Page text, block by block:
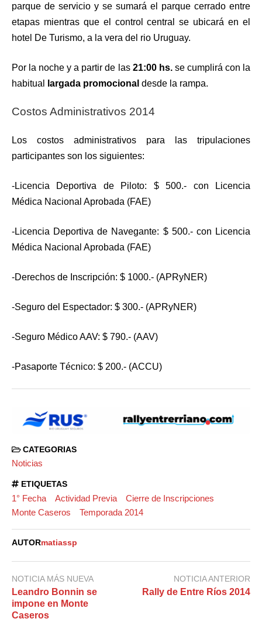
parque de servicio y se sumará el parque cerrado entre
etapas mientras que el control central se ubicará en el
hotel De Turismo, a la vera del rio Uruguay.
Por la noche y a partir de las 21:00 hs.se cumplirá con la
habitual
largada promocional desde la rampa.
Costos Administrativos 2014
Los costos administrativos para las tripulaciones
participantes son los siguientes:
-Licencia Deportiva de Piloto: $ 500.- con Licencia
Médica Nacional Aprobada (FAE)
-Licencia Deportiva de Navegante: $ 500.- con Licencia
Médica Nacional Aprobada (FAE)
-Derechos de Inscripción: $ 1000.- (APRyNER)
-Seguro del Espectador: $ 300.- (APRyNER)
-Seguro Médico AAV: $ 790.- (AAV)
-Pasaporte Técnico: $ 200.- (ACCU)
CATEGORIAS
Noticias
ETIQUETAS
1° Fecha Actividad Previa
Cierre de Inscripciones
Monte Caseros
Temporada 2014
AUTORmatiassp
NOTICIA MÁS NUEVA
Leandro Bonnin se
impone en Monte
Caseros
NOTICIA ANTERIOR
Rally de Entre Ríos 2014